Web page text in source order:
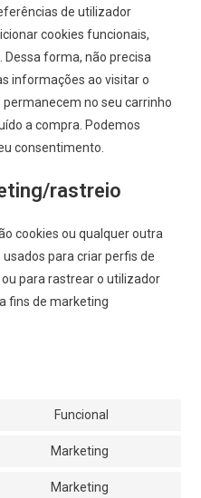
de utilizador
cookies funcionais,
forma, não precisa
informações ao visitar o
no seu carrinho
a compra. Podemos
consentimento.
rastreio
cookies ou qualquer outra
para criar perfis de
para rastrear o utilizador
fins de marketing
Funcional
Marketing
Marketing